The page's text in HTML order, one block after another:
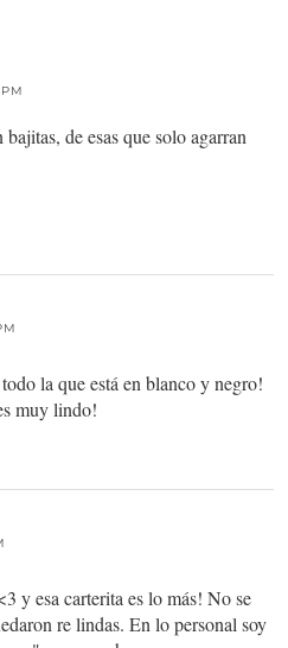
de esas que solo agarran
la que está en blanco y negro!
muy lindo!
y esa carterita es lo más! No se
re lindas. En lo personal soy